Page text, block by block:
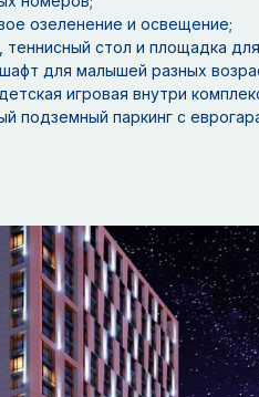
озеленение и освещение;
теннисный стол и площадка
для малышей разных
игровая внутри
подземный паркинг с